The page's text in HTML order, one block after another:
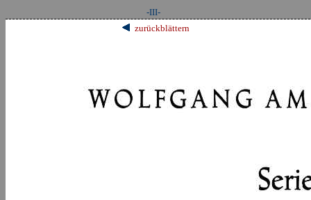
zurückblättern
-III-